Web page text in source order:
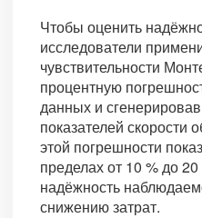
Чтобы оценить
исследователи
чувствительности
процентную
данных и
показателей скорости
этой погрешности
пределах от 10 % до
надёжность
снижению затрат.